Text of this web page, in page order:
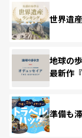
世界遺
地球の
最新作
準備も